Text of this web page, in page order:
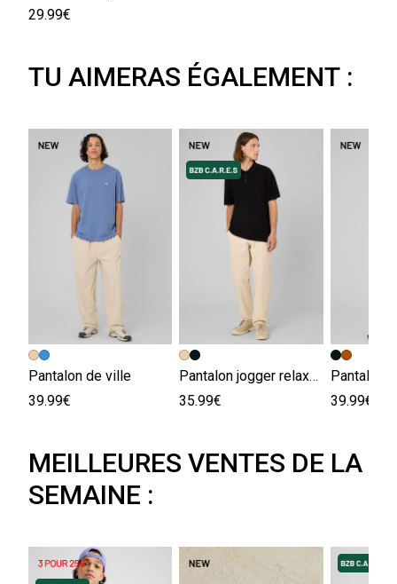
29.99€
TU AIMERAS ÉGALEMENT :
Pantalon de ville
39.99€
Pantalon jogger relaxed
35.99€
39.99€
MEILLEURES VENTES DE LA
SEMAINE :